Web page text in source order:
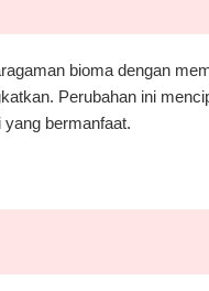
bioma dengan
Perubahan ini
bermanfaat.